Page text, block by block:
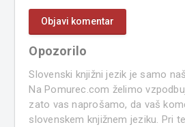
Opozorilo
Slovenski knjižni jezik je samo
Na Pomurec.com želimo
zato vas naprošamo, da vaš
slovenskem knjižnem jeziku. Pri